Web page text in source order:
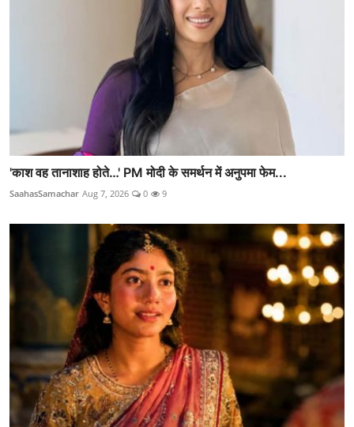
'काश वह तानाशाह होते…' PM मोदी के समर्थन में अनुपमा फेम...
SaahasSamachar Aug 7, 2026 0 9